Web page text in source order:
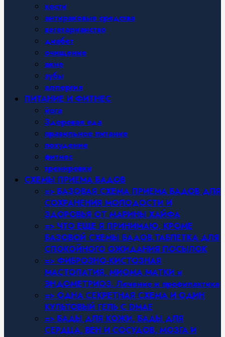
кости
антираковые средства
вегетарианство
диабет
очищение
акне
зубы
аллергия
ПИТАНИЕ И ФИТНЕС
йога
Здоровая еда
правильное питание
похудение
фитнес
тренировки
СХЕМЫ ПРИЕМА БАДОВ
=> БАЗОВАЯ СХЕМА ПРИЕМА БАДОВ ДЛЯ
СОХРАНЕНИЯ МОЛОДОСТИ И
ЗДОРОВЬЯ ОТ МАРИНЫ ХАЙФА
=> ЧТО ЕЩЕ Я ПРИНИМАЮ, КРОМЕ
БАЗОВОЙ СХЕМЫ БАДОВ.ТАБЛЕТКА ДЛЯ
СПОКОЙНОГО ОЖИДАНИЯ ПОСЫЛОК
=> ФИБРОЗНО-КИСТОЗНАЯ
МАСТОПАТИЯ, МИОМА МАТКИ и
ЭНДОМЕТРИОЗ. Лечение и профилактика
=> ОДНА СЕКРЕТНАЯ СХЕМА И ОДИН
КУЛЬТОВЫЙ ГЕЛЬ С DMAE
=> БАДЫ ДЛЯ КОЖИ, БАДЫ ДЛЯ
СЕРДЦА, ВЕН И СОСУДОВ, МОЗГА И